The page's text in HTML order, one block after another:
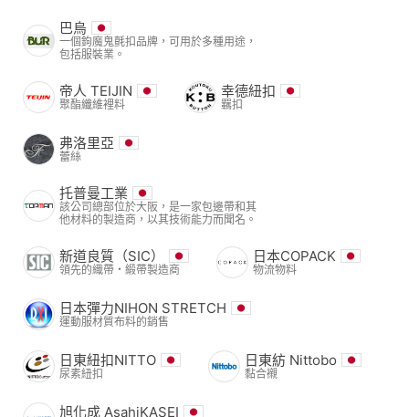
巴烏
一個鉤魔鬼氈扣品牌，可用於多種用途，
包括服裝業。
帝人 TEIJIN
聚酯纖維裡料
幸德紐扣
羈扣
弗洛里亞
蕾絲
托普曼工業
該公司總部位於大阪，是一家包邊帶和其
他材料的製造商，以其技術能力而聞名。
新道良質（SIC）
領先的織帶・緞帶製造商
日本COPACK
物流物料
日本彈力NIHON STRETCH
運動服材質布料的銷售
日東紐扣NITTO
尿素紐扣
日東紡 Nittobo
黏合襯
旭化成 AsahiKASEI